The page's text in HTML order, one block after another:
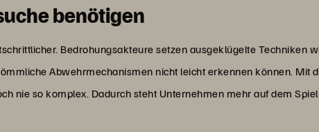
benötigen
Bedrohungsakteure setzen ausgeklügelte Techniken
Abwehrmechanismen nicht leicht erkennen können. Mit
nie so komplex. Dadurch steht Unternehmen mehr auf dem